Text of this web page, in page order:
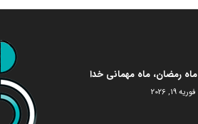
ماه رمضان، ماه مهمانی خدا
فوریه 19, 2026